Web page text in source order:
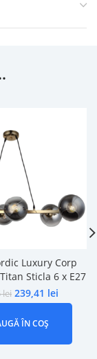
Luxury Corp
Sticla 6 x E27
lei 239,41 lei
ÎN COȘ